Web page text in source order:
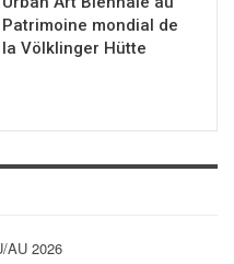
Patrimoine mondial de
la Völklinger Hütte
AU 2026